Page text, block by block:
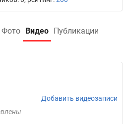
Фото Видео Публикации
Добавить видеозаписи